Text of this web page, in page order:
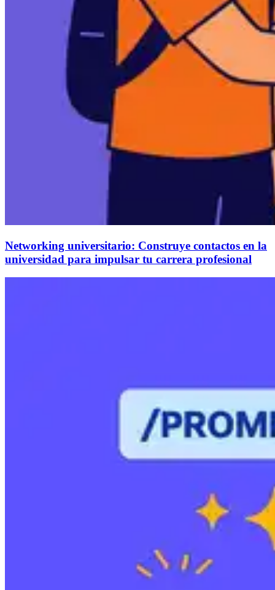
Networking universitario: Construye contactos en la
universidad para impulsar tu carrera profesional